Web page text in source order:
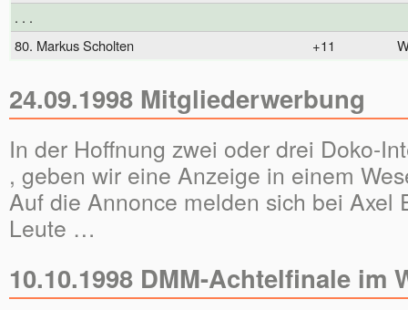
. . .
80. Markus Scholten
+11
24.09.1998 Mitgliederwerbung
In der Hoffnung zwei oder drei Doko-
, geben wir eine Anzeige in einem
Auf die Annonce melden sich bei Axel
Leute …
10.10.1998 DMM-Achtelfinale im